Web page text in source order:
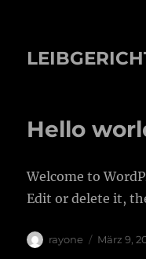
Hello
Welcome to
Edit or delete it,
Autor
rayone März 9,